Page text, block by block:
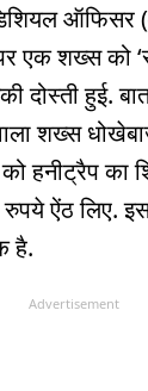
एक शख्स को
दोस्ती हुई.
शख्स
हनीट्रैप का
ऐंठ लिए.
है.
Advertisement